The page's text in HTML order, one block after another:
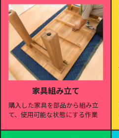
家具組み立て
購入した家具を部品から組み立
て、使用可能な状態にする作業